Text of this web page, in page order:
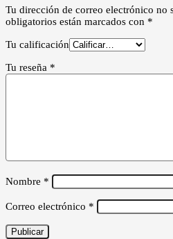
Tu dirección de correo electrónico no
obligatorios están marcados con *
Tu calificación
Tu reseña *
Nombre *
Correo electrónico *